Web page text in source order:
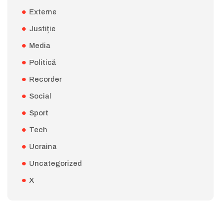
Externe
Justiție
Media
Politică
Recorder
Social
Sport
Tech
Ucraina
Uncategorized
X